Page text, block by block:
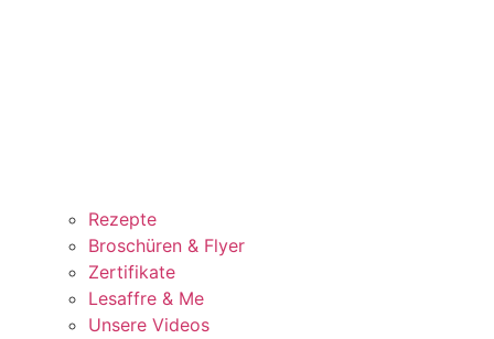
Rezepte
Broschüren & Flyer
Zertifikate
Lesaffre & Me
Unsere Videos